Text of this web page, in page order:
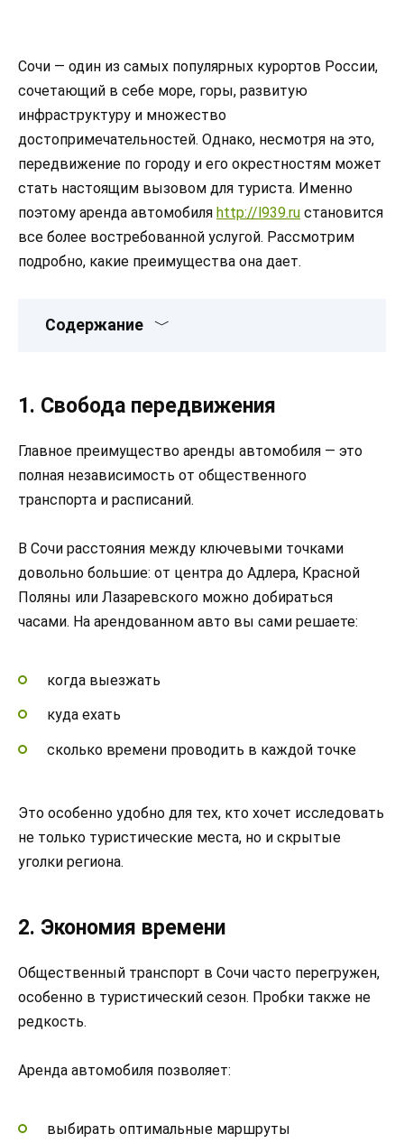
Сочи — один из самых популярных курортов России,
сочетающий в себе море, горы, развитую
инфраструктуру и множество
достопримечательностей. Однако, несмотря на это,
передвижение по городу и его окрестностям может
стать настоящим вызовом для туриста. Именно
поэтому аренда автомобиля http://l939.ru становится
все более востребованной услугой. Рассмотрим
подробно, какие преимущества она дает.
Содержание
1. Свобода передвижения
Главное преимущество аренды автомобиля — это
полная независимость от общественного
транспорта и расписаний.
В Сочи расстояния между ключевыми точками
довольно большие: от центра до Адлера, Красной
Поляны или Лазаревского можно добираться
часами. На арендованном авто вы сами решаете:
когда выезжать
куда ехать
сколько времени проводить в каждой точке
Это особенно удобно для тех, кто хочет исследовать
не только туристические места, но и скрытые
уголки региона.
2. Экономия времени
Общественный транспорт в Сочи часто перегружен,
особенно в туристический сезон. Пробки также не
редкость.
Аренда автомобиля позволяет:
выбирать оптимальные маршруты